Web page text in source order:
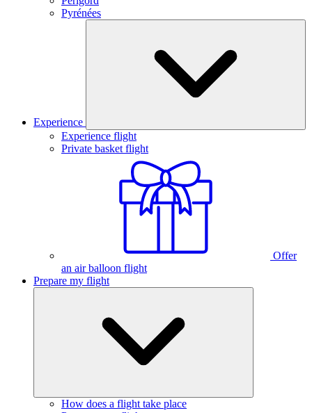
Pyrénées
Experience
Experience flight
Private basket flight
Offer
an air balloon flight
Prepare my flight
How does a flight take place